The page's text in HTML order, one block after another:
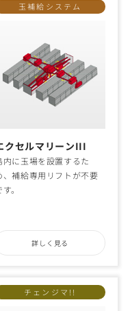
玉補給システム
クセルマリーンIII
内に玉場を設置するた
、補給専用リフトが不要
。
詳しく見る
チェンジマ!!